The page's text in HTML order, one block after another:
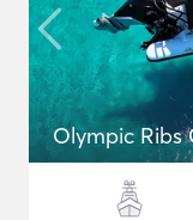
Olympic Ribs